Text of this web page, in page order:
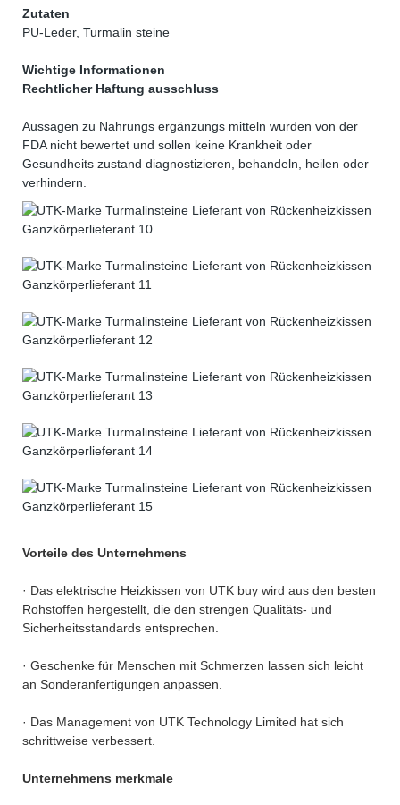
Zutaten
PU-Leder, Turmalin steine
Wichtige Informationen
Rechtlicher Haftung ausschluss
Aussagen zu Nahrungs ergänzungs mitteln wurden von der
FDA nicht bewertet und sollen keine Krankheit oder
Gesundheits zustand diagnostizieren, behandeln, heilen oder
verhindern.
Vorteile des Unternehmens
· Das elektrische Heizkissen von UTK buy wird aus den besten
Rohstoffen hergestellt, die den strengen Qualitäts- und
Sicherheitsstandards entsprechen.
· Geschenke für Menschen mit Schmerzen lassen sich leicht
an Sonderanfertigungen anpassen.
· Das Management von UTK Technology Limited hat sich
schrittweise verbessert.
Unternehmens merkmale